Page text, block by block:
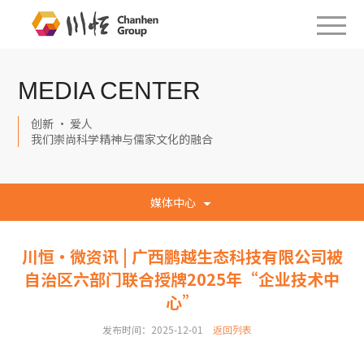
MEDIA CENTER
创新 · 爱人
我们崇尚科学精神与儒家文化的融合
媒体中心
川恒·微资讯 | 广西鹏越生态科技有限公司被
自治区六部门联合授牌2025年“企业技术中
心”
发布时间：2025-12-01 返回列表